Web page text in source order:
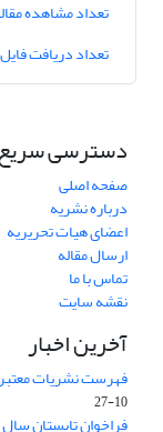
تعداد مشاهده
تعداد دریافت
دسترسی
صفحه اصلی
درباره نشریه
اعضای هیات تحریریه
ارسال مقاله
تماس با ما
نقشه سایت
آخرین اخبار
فهرست نشریات معتبر
10-27